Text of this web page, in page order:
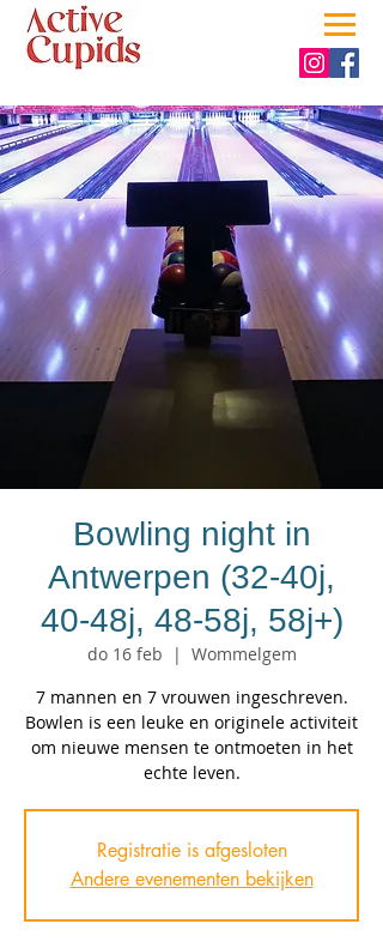
Bowling night in
Antwerpen (32-40j,
40-48j, 48-58j, 58j+)
do 16 feb
  |
Wommelgem
7 mannen en 7 vrouwen ingeschreven.
Bowlen is een leuke en originele activiteit
om nieuwe mensen te ontmoeten in het
echte leven.
Registratie is afgesloten
Andere evenementen bekijken